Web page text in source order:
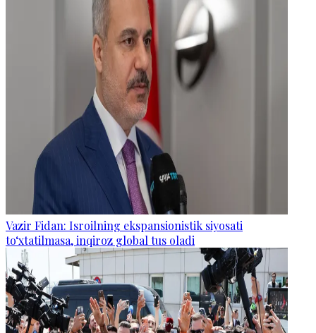
Vazir Fidan: Isroilning ekspansionistik siyosati
to‘xtatilmasa, inqiroz global tus oladi